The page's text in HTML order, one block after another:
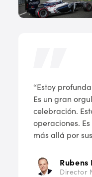
“Estoy
Es un gran
celebración.
operaciones.
más allá por
Director